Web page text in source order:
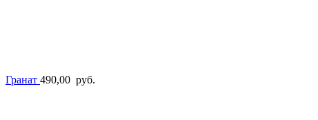
Гранат 490,00 руб.